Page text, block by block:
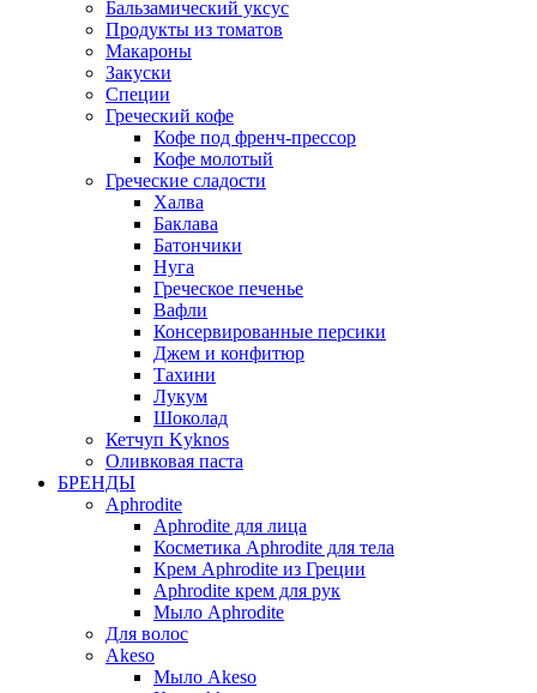
Бальзамический уксус
Продукты из томатов
Макароны
Закуски
Специи
Греческий кофе
Кофе под френч-прессор
Кофе молотый
Греческие сладости
Халва
Баклава
Батончики
Нуга
Греческое печенье
Вафли
Консервированные персики
Джем и конфитюр
Тахини
Лукум
Шоколад
Кетчуп Kyknos
Оливковая паста
БРЕНДЫ
Aphrodite
Aphrodite для лица
Косметика Aphrodite для тела
Крем Aphrodite из Греции
Aphrodite крем для рук
Мыло Aphrodite
Для волос
Akeso
Мыло Akeso